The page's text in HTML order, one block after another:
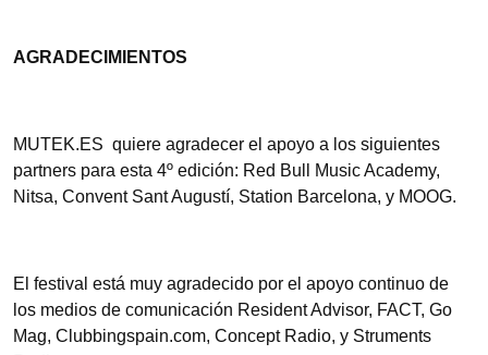
AGRADECIMIENTOS
MUTEK.ES quiere agradecer el apoyo a los siguientes
partners para esta 4º edición: Red Bull Music Academy,
Nitsa, Convent Sant Augustí, Station Barcelona, y MOOG.
El festival está muy agradecido por el apoyo continuo de
los medios de comunicación Resident Advisor, FACT, Go
Mag, Clubbingspain.com, Concept Radio, y Struments